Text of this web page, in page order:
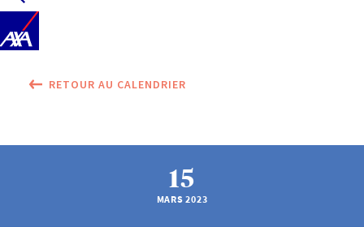
RETOUR AU CALENDRIER
15
MARS 2023